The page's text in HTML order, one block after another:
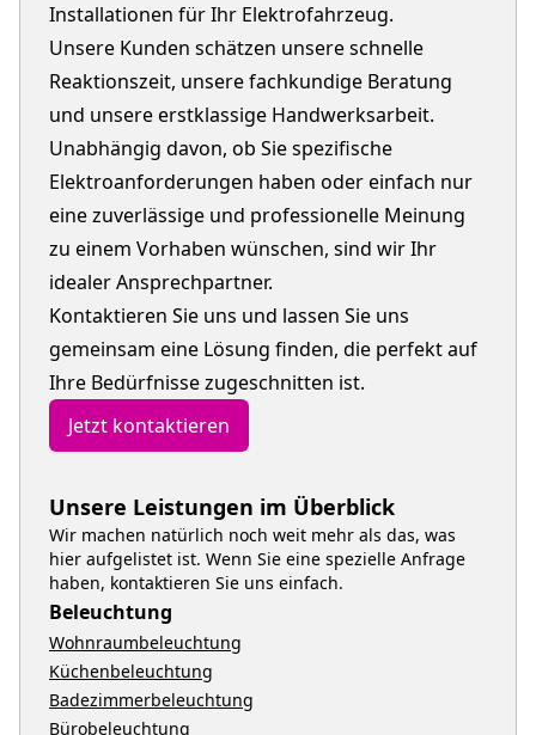
Installationen für Ihr Elektrofahrzeug.
Unsere Kunden schätzen unsere schnelle
Reaktionszeit, unsere fachkundige Beratung
und unsere erstklassige Handwerksarbeit.
Unabhängig davon, ob Sie spezifische
Elektroanforderungen haben oder einfach nur
eine zuverlässige und professionelle Meinung
zu einem Vorhaben wünschen, sind wir Ihr
idealer Ansprechpartner.
Kontaktieren Sie uns und lassen Sie uns
gemeinsam eine Lösung finden, die perfekt auf
Ihre Bedürfnisse zugeschnitten ist.
Jetzt kontaktieren
Unsere Leistungen im Überblick
Wir machen natürlich noch weit mehr als das, was
hier aufgelistet ist. Wenn Sie eine spezielle Anfrage
haben, kontaktieren Sie uns einfach.
Beleuchtung
Wohnraumbeleuchtung
Küchenbeleuchtung
Badezimmerbeleuchtung
Bürobeleuchtung